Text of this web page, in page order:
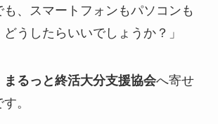
、スマートフォンもパソコンも
うしたらいいでしょうか？」
まるっと終活大分支援協会へ寄せ
。